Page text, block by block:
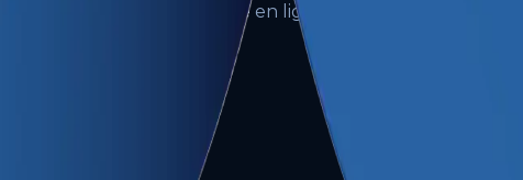
rayonner votre présence en ligne.